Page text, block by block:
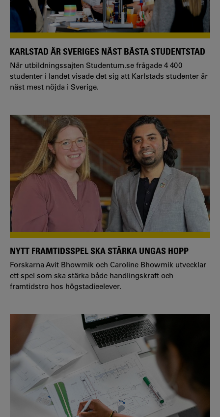
KARLSTAD ÄR SVERIGES NÄST BÄSTA STUDENTSTAD
När utbildningssajten Studentum.se frågade 4 400
studenter i landet visade det sig att Karlstads studenter är
näst mest nöjda i Sverige.
NYTT FRAMTIDSSPEL SKA STÄRKA UNGAS HOPP
Forskarna Avit Bhowmik och Caroline Bhowmik utvecklar
ett spel som ska stärka både handlingskraft och
framtidstro hos högstadieelever.